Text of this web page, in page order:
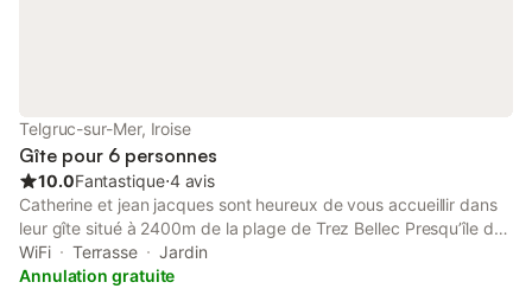
Telgruc-sur-Mer, Iroise
Gîte pour 6 personnes
10.0Fantastique⋅4 avis
Catherine et jean jacques sont heureux de vous accueillir dans
leur gîte situé à 2400m de la plage de Trez Bellec Presqu’île de
Crozon . Logement idéal pour les pêcheurs ( le patron sera vous
conseiller sur les spots et poissons ) Gîte de + de 50m2 situé à
WiFi Terrasse
Jardin
Annulation gratuite